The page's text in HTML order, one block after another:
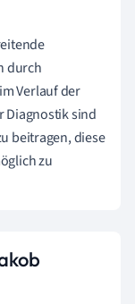
durch
Verlauf der
Diagnostik sind
beitragen, diese
zu